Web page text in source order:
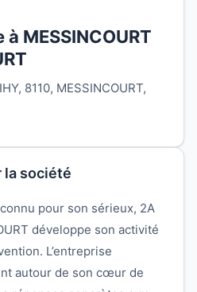
MESSINCOURT
8110, MESSINCOURT,
la société
pour son sérieux, 2A
développe son activité
L’entreprise
autour de son cœur de